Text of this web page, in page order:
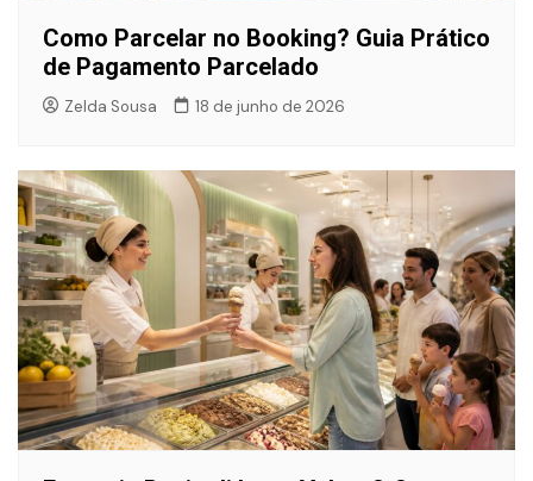
Como Parcelar no Booking? Guia Prático
de Pagamento Parcelado
Zelda Sousa 18 de junho de 2026